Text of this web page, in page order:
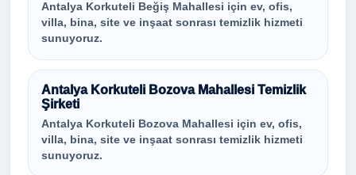
Antalya Korkuteli Beğiş Mahallesi için ev, ofis,
villa, bina, site ve inşaat sonrası temizlik hizmeti
sunuyoruz.
Antalya Korkuteli Bozova Mahallesi Temizlik
Şirketi
Antalya Korkuteli Bozova Mahallesi için ev, ofis,
villa, bina, site ve inşaat sonrası temizlik hizmeti
sunuyoruz.